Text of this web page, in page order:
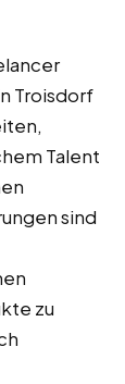
Troisdorf
Talent
sind
zu